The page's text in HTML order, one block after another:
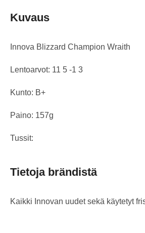
Kuvaus
Innova Blizzard Champion Wraith
Lentoarvot: 11 5 -1 3
Kunto: B+
Paino: 157g
Tussit:
Tietoja brändistä
Kaikki Innovan uudet sekä käytetyt